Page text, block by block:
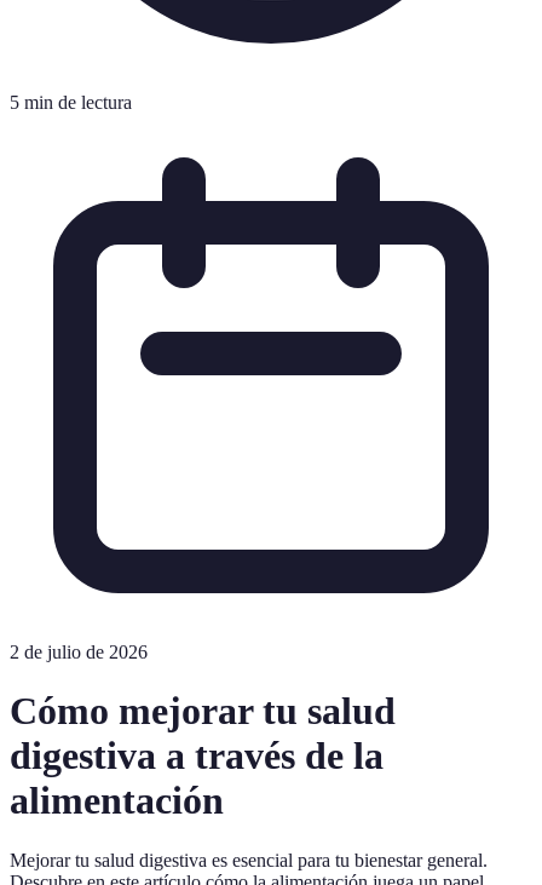
5 min de lectura
2 de julio de 2026
Cómo mejorar tu salud
digestiva a través de la
alimentación
Mejorar tu salud digestiva es esencial para tu bienestar general.